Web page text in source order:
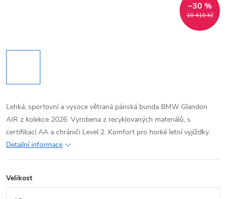
10 410 Kč
–30 %
Lehká, sportovní a vysoce větraná pánská bunda BMW Glandon
AIR z kolekce 2026. Vyrobena z recyklovaných materiálů, s
certifikací AA a chrániči Level 2. Komfort pro horké letní vyjížďky.
Detailní informace
Velikost